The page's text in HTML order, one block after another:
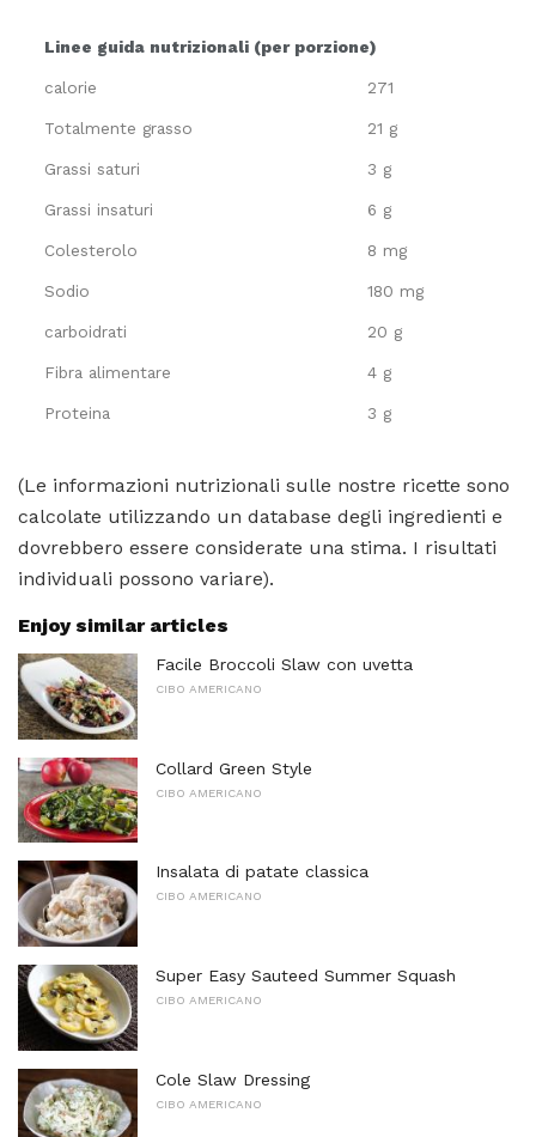
Linee guida nutrizionali (per porzione)
calorie 271
Totalmente grasso 21 g
Grassi saturi 3 g
Grassi insaturi 6 g
Colesterolo 8 mg
Sodio 180 mg
carboidrati 20 g
Fibra alimentare 4 g
Proteina 3 g
(Le informazioni nutrizionali sulle nostre ricette sono
calcolate utilizzando un database degli ingredienti e
dovrebbero essere considerate una stima. I risultati
individuali possono variare).
Enjoy similar articles
Facile Broccoli Slaw con uvetta
CIBO AMERICANO
Collard Green Style
CIBO AMERICANO
Insalata di patate classica
CIBO AMERICANO
Super Easy Sauteed Summer Squash
CIBO AMERICANO
Cole Slaw Dressing
CIBO AMERICANO